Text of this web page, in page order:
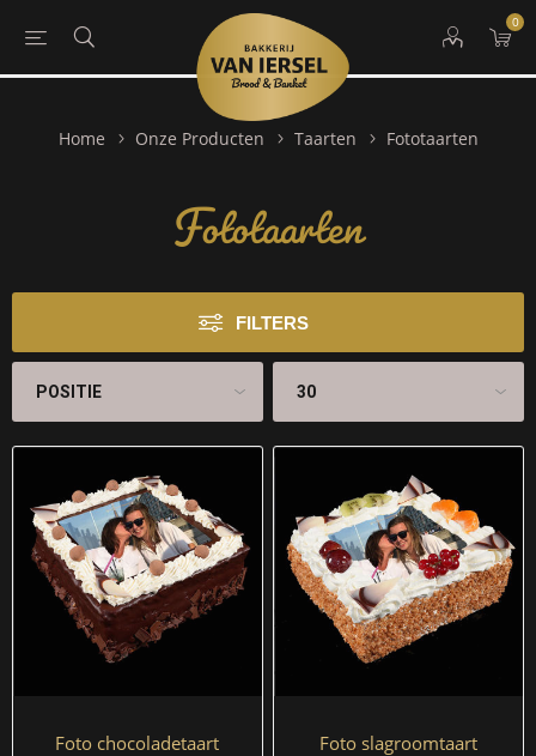
0
Home Onze Producten Taarten Fototaarten
Fototaarten
FILTERS
Foto chocoladetaart Foto slagroomtaart